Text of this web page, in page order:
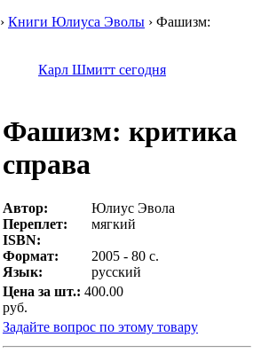
› Книги Юлиуса Эволы › Фашизм:
Карл Шмитт сегодня
Фашизм: критика
справа
Автор:
Юлиус Эвола
Переплет:
мягкий
ISBN:
Формат:
2005 - 80 с.
Язык:
русский
Цена за шт.: 400.00
руб.
Задайте вопрос по этому товару